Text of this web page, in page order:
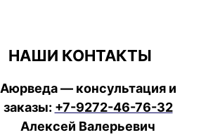
НАШИ КОНТАКТЫ
Аюрведа — консультация и
заказы: +7-9272-46-76-32
Алексей Валерьевич